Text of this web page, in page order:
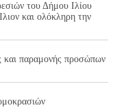
του Δήμου Ιλίου
και ολόκληρη την
και παραμονής προσώπων